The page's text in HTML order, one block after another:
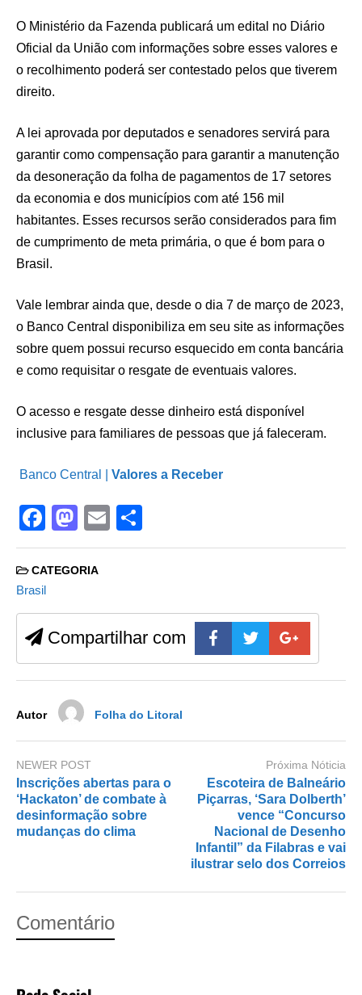
O Ministério da Fazenda publicará um edital no Diário
Oficial da União com informações sobre esses valores e
o recolhimento poderá ser contestado pelos que tiverem
direito.
A lei aprovada por deputados e senadores servirá para
garantir como compensação para garantir a manutenção
da desoneração da folha de pagamentos de 17 setores
da economia e dos municípios com até 156 mil
habitantes. Esses recursos serão considerados para fim
de cumprimento de meta primária, o que é bom para o
Brasil.
Vale lembrar ainda que, desde o dia 7 de março de 2023,
o Banco Central disponibiliza em seu site as informações
sobre quem possui recurso esquecido em conta bancária
e como requisitar o resgate de eventuais valores.
O acesso e resgate desse dinheiro está disponível
inclusive para familiares de pessoas que já faleceram.
Banco Central | Valores a Receber
F
a
c
e
b
o
o
M
a
st
d
o
n
E
m h
CATEGORIA
Brasil
Compartilhar com
Autor Folha do Litoral
NEWER POST
Inscrições abertas para o
‘Hackaton’ de combate à
desinformação sobre
mudanças do clima
Próxima Nóticia
Escoteira de Balneário
Piçarras, ‘Sara Dolberth’
vence “Concurso
Nacional de Desenho
Infantil” da Filabras e vai
ilustrar selo dos Correios
Comentário